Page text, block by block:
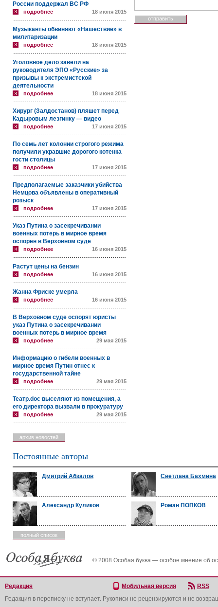
России поддержал ВС РФ
подробнее 18 июня 2015
Музыканты обвиняют «Нашествие» в
милитаризации
подробнее 18 июня 2015
Уголовное дело завели на
руководителя ЭПО «Русские» за
призывы к экстремистской
деятельности
подробнее 18 июня 2015
Хирург (Залдостанов) пляшет перед
Кадыровым лезгинку — видео
подробнее 17 июня 2015
По семь лет колонии строгого режима
получили укравшие дорогого котенка
гости столицы
подробнее 17 июня 2015
Предполагаемые заказчики убийства
Немцова объявлены в оперативный
розыск
подробнее 17 июня 2015
Указ Путина о засекречивании
военных потерь в мирное время
оспорен в Верховном суде
подробнее 16 июня 2015
Растут цены на бензин
подробнее 16 июня 2015
Жанна Фриске умерла
подробнее 16 июня 2015
В Верховном суде оспорят юристы
указ Путина о засекречивании
военных потерь в мирное время
подробнее 29 мая 2015
Информацию о гибели военных в
мирное время Путин отнес к
государственной тайне
подробнее 29 мая 2015
Театр.doc выселяют из помещения, а
его директора вызвали в прокуратуру
подробнее 29 мая 2015
архив новостей
Постоянные авторы
Дмитрий Абзалов Светлана Бахмина
Александр Куликов Роман ПОПКОВ
полный список
© 2008 Особая буква — особое мнение об
Редакция Мобильная версия
RSS
Редакция в переписку не вступает. Рукописи не рецензируются и не